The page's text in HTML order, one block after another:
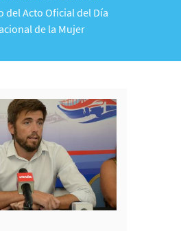
del Acto Oficial del Día
de la Mujer